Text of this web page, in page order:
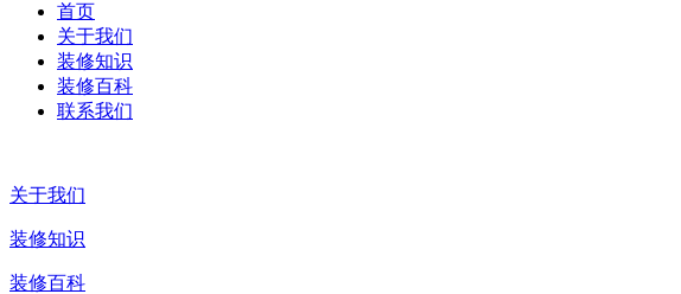
首页
关于我们
装修知识
装修百科
联系我们
关于我们
装修知识
装修百科